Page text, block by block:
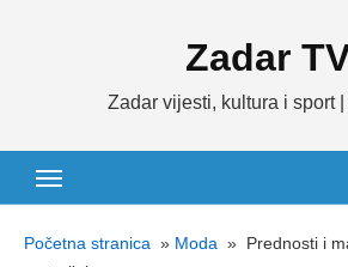
Zadar
Zadar vijesti, kultura i sport
Početna stranica » Moda » Prednosti i